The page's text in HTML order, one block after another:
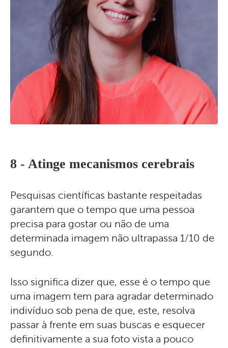
8 - Atinge mecanismos cerebrais
Pesquisas científicas bastante respeitadas
garantem que o tempo que uma pessoa
precisa para gostar ou não de uma
determinada imagem não ultrapassa 1/10 de
segundo.
Isso significa dizer que, esse é o tempo que
uma imagem tem para agradar determinado
indivíduo sob pena de que, este, resolva
passar à frente em suas buscas e esquecer
definitivamente a sua foto vista a pouco